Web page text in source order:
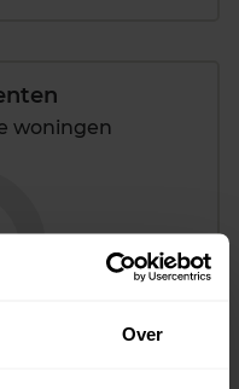
Over
woningen